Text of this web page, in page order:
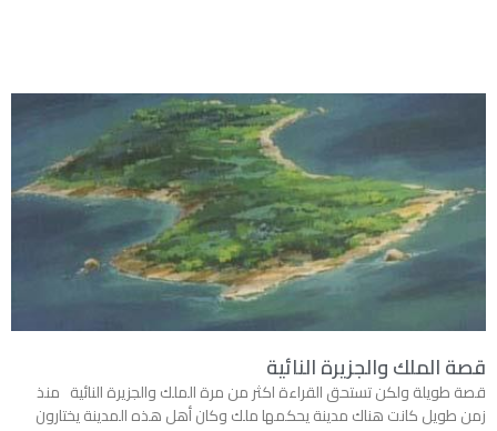
قصة الملك والجزيرة النائية
قصة طويلة ولكن تستحق القراءة اكثر من مرة الملك والجزيرة النائية منذ
زمن طويل كانت هناك مدينة يحكمها ملك وكان أهل هذه المدينة يختارون